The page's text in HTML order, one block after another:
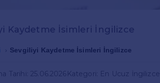
Kaydetme İsimleri İngilizce
Sevgiliyi Kaydetme İsimleri İngilizce
Tarihi: 25.06.2026 Kategori: En Ucuz İngilizce